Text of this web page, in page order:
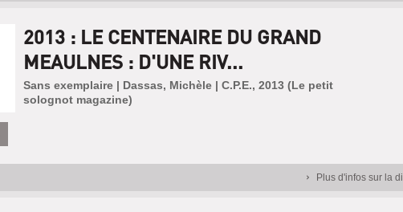
2013 : LE CENTENAIRE DU GRAND
MEAULNES : D'UNE RIV...
Sans exemplaire | Dassas, Michèle | C.P.E., 2013 (Le petit
solognot magazine)
Plus d'infos sur la